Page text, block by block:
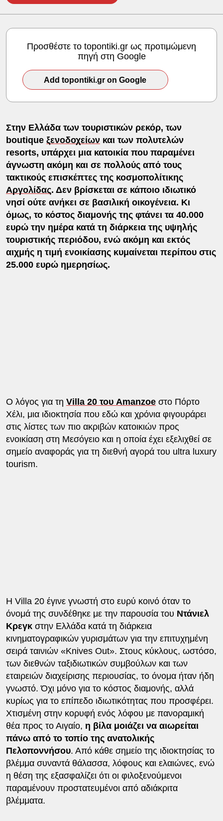
Προσθέστε το topontiki.gr ως προτιμώμενη
πηγή στη Google
Add topontiki.gr on Google
Στην Ελλάδα των τουριστικών ρεκόρ, των
boutique ξενοδοχείωνκαι των πολυτελών
resorts, υπάρχει μια κατοικία που παραμένει
άγνωστη ακόμη και σε πολλούς από τους
τακτικούς επισκέπτες της κοσμοπολίτικης
Αργολίδας. Δεν βρίσκεται σε κάποιο ιδιωτικό
νησί ούτε ανήκει σε βασιλική οικογένεια. Κι
όμως, το κόστος διαμονής της φτάνει τα 40.000
ευρώ την ημέρα κατά τη διάρκεια της υψηλής
τουριστικής περιόδου, ενώ ακόμη και εκτός
αιχμής η τιμή ενοικίασης κυμαίνεται περίπου στις
25.000 ευρώ ημερησίως.
Ο λόγος για τη Villa 20 του Amanzoeστο Πόρτο
Χέλι, μια ιδιοκτησία που εδώ και χρόνια φιγουράρει
στις λίστες των πιο ακριβών κατοικιών προς
ενοικίαση στη Μεσόγειο και η οποία έχει εξελιχθεί σε
σημείο αναφοράς για τη διεθνή αγορά του ultra luxury
tourism.
Η Villa 20 έγινε γνωστή στο ευρύ κοινό όταν το
όνομά της συνδέθηκε με την παρουσία του Ντάνιελ
Κρεγκ στην Ελλάδα κατά τη διάρκεια
κινηματογραφικών γυρισμάτων για την επιτυχημένη
σειρά ταινιών «Knives Out». Στους κύκλους, ωστόσο,
των διεθνών ταξιδιωτικών συμβούλων και των
εταιρειών διαχείρισης περιουσίας, το όνομα ήταν ήδη
γνωστό. Όχι μόνο για το κόστος διαμονής, αλλά
κυρίως για το επίπεδο ιδιωτικότητας που προσφέρει.
Χτισμένη στην κορυφή ενός λόφου με πανοραμική
θέα προς το Αιγαίο, η βίλα μοιάζει να αιωρείται
πάνω από το τοπίο της ανατολικής
Πελοποννήσου. Από κάθε σημείο της ιδιοκτησίας το
βλέμμα συναντά θάλασσα, λόφους και ελαιώνες, ενώ
η θέση της εξασφαλίζει ότι οι φιλοξενούμενοι
παραμένουν προστατευμένοι από αδιάκριτα
βλέμματα.